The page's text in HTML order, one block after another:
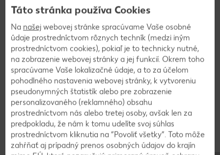
Výrobky sú v ponuke do vypredania zásob. Predaj len v obvyklom
množstve. Zobrazenia sú len ilustračné. Za chyby neručíme.
Používanie a skladovanie
Na čo sa môže použiť mišpuľa a
ako sa má skladovať?
Táto stránka používa Cookies
Na našej webovej stránke spracúvame Vaše osobné
údaje prostredníctvom rôznych techník (medzi iným
prostredníctvom cookies), pokiaľ je to technicky nutné,
na zobrazenie webovej stránky a jej funkcií. Okrem toho
spracúvame Vaše lokalizačné údaje, a to za účelom
pohodlného nastavenia webovej stránky, k vytvoreniu
pseudonymných štatistík alebo pre zobrazenie
personalizovaného (reklamného) obsahu
prostredníctvom nás alebo tretej osoby, avšak len za
predpokladu, že nám k tomu udelíte svoj súhlas
prostredníctvom kliknutia na “Povoliť všetky”. Toto môže
zahŕňať aj prípadný prenos osobných údajov do krajín